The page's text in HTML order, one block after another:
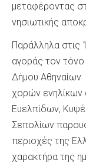
μεταφέροντας
νησιωτικής
Παράλληλα στις
αγοράς τον
Δήμου
χορών ενηλίκων
Ευελπίδων,
Σεπολίων
περιοχές της
χαρακτήρα της